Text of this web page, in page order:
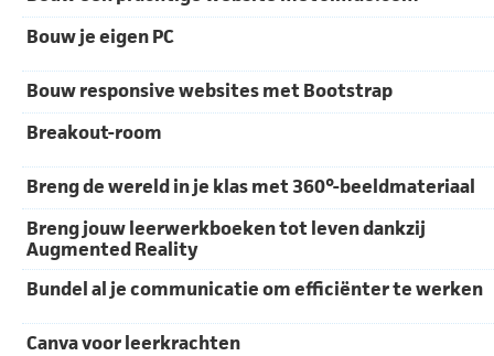
Bouw je eigen PC
Bouw responsive websites met Bootstrap
Breakout-room
Breng de wereld in je klas met 360°-beeldmateriaal
Breng jouw leerwerkboeken tot leven dankzij
Augmented Reality
Bundel al je communicatie om efficiënter te werken
Canva voor leerkrachten